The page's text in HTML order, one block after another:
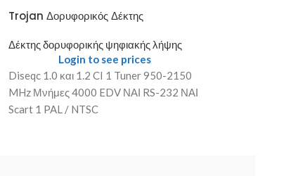
Trojan Δορυφορικός Δέκτης
Δέκτης δορυφορικής ψηφιακής λήψης
Login to see prices
Diseqc 1.0 και 1.2 CI 1 Tuner 950-2150
MHz Μνήμες 4000 EDV ΝΑΙ RS-232 ΝΑΙ
Scart 1 PAL / NTSC